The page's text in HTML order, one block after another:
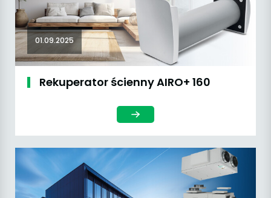
01.09.2025
Rekuperator ścienny AIRO+ 160